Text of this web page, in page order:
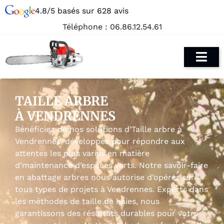
4.8/5 basés sur 628 avis
Téléphone : 06.86.12.54.61
TAILLE ARBRE
À VENDRENNES
Bénéficiez de nos solutions d’Taille arbre à
Vendrennes, développés pour répondre aux
attentes les plus variés en matière
d’maintenance d’espaces verts. Notre savoir-faire
en abattage arbres nous autorise d’opérer sur
tous types de projets à Vendrennes. Experts dans
les méthodes de taille de haies, nous
garantissons des résultats durables pour votre